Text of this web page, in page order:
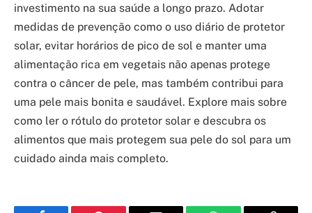
investimento na sua saúde a longo prazo. Adotar
medidas de prevenção como o uso diário de protetor
solar, evitar horários de pico de sol e manter uma
alimentação rica em vegetais não apenas protege
contra o câncer de pele, mas também contribui para
uma pele mais bonita e saudável. Explore mais sobre
como ler o rótulo do protetor solar e descubra os
alimentos que mais protegem sua pele do sol para um
cuidado ainda mais completo.